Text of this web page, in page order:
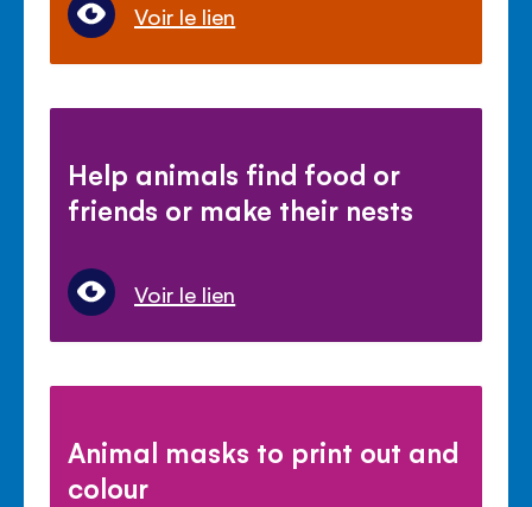
Voir le lien
Help animals find food or
friends or make their nests
Voir le lien
Animal masks to print out and
colour